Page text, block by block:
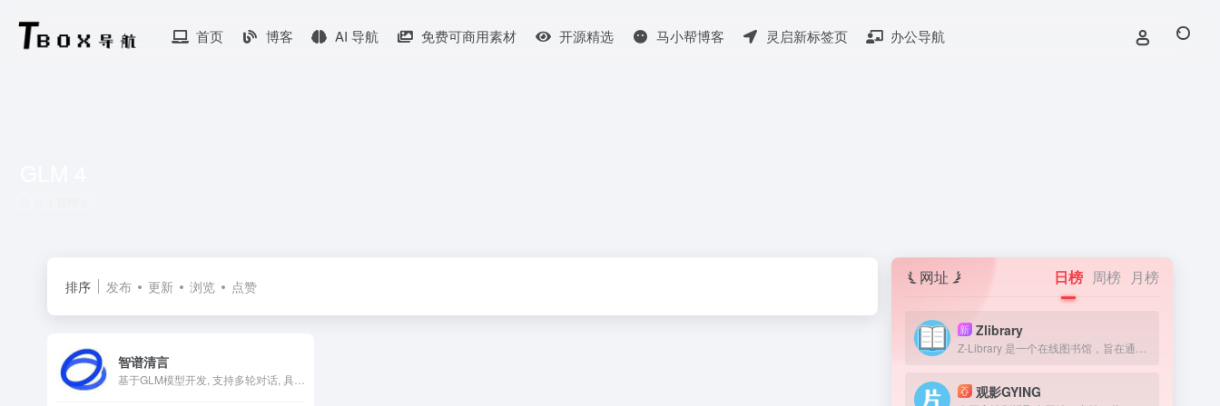
首页 博客 AI 导航 免费可商用素材 开源精选 马小帮博客 灵启新标签页 办公导航
排序 发布 更新 浏览 点赞
智谱清言
网址 日榜 周榜 月榜
新 Zlibrary
观影GYING